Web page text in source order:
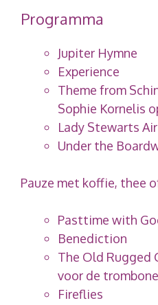
Programma
Jupiter Hymne
Experience
Theme from
Sophie Kornelis
Lady Stewarts Air
Under the
Pauze met koffie, thee
Pasttime with
Benediction
The Old Rugged
voor de
Fireflies